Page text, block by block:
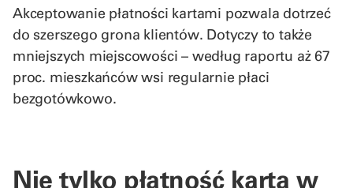
Akceptowanie płatności kartami pozwala dotrzeć
do szerszego grona klientów. Dotyczy to także
mniejszych miejscowości – według raportu aż 67
proc. mieszkańców wsi regularnie płaci
bezgotówkowo.
Nie tylko płatność kartą w